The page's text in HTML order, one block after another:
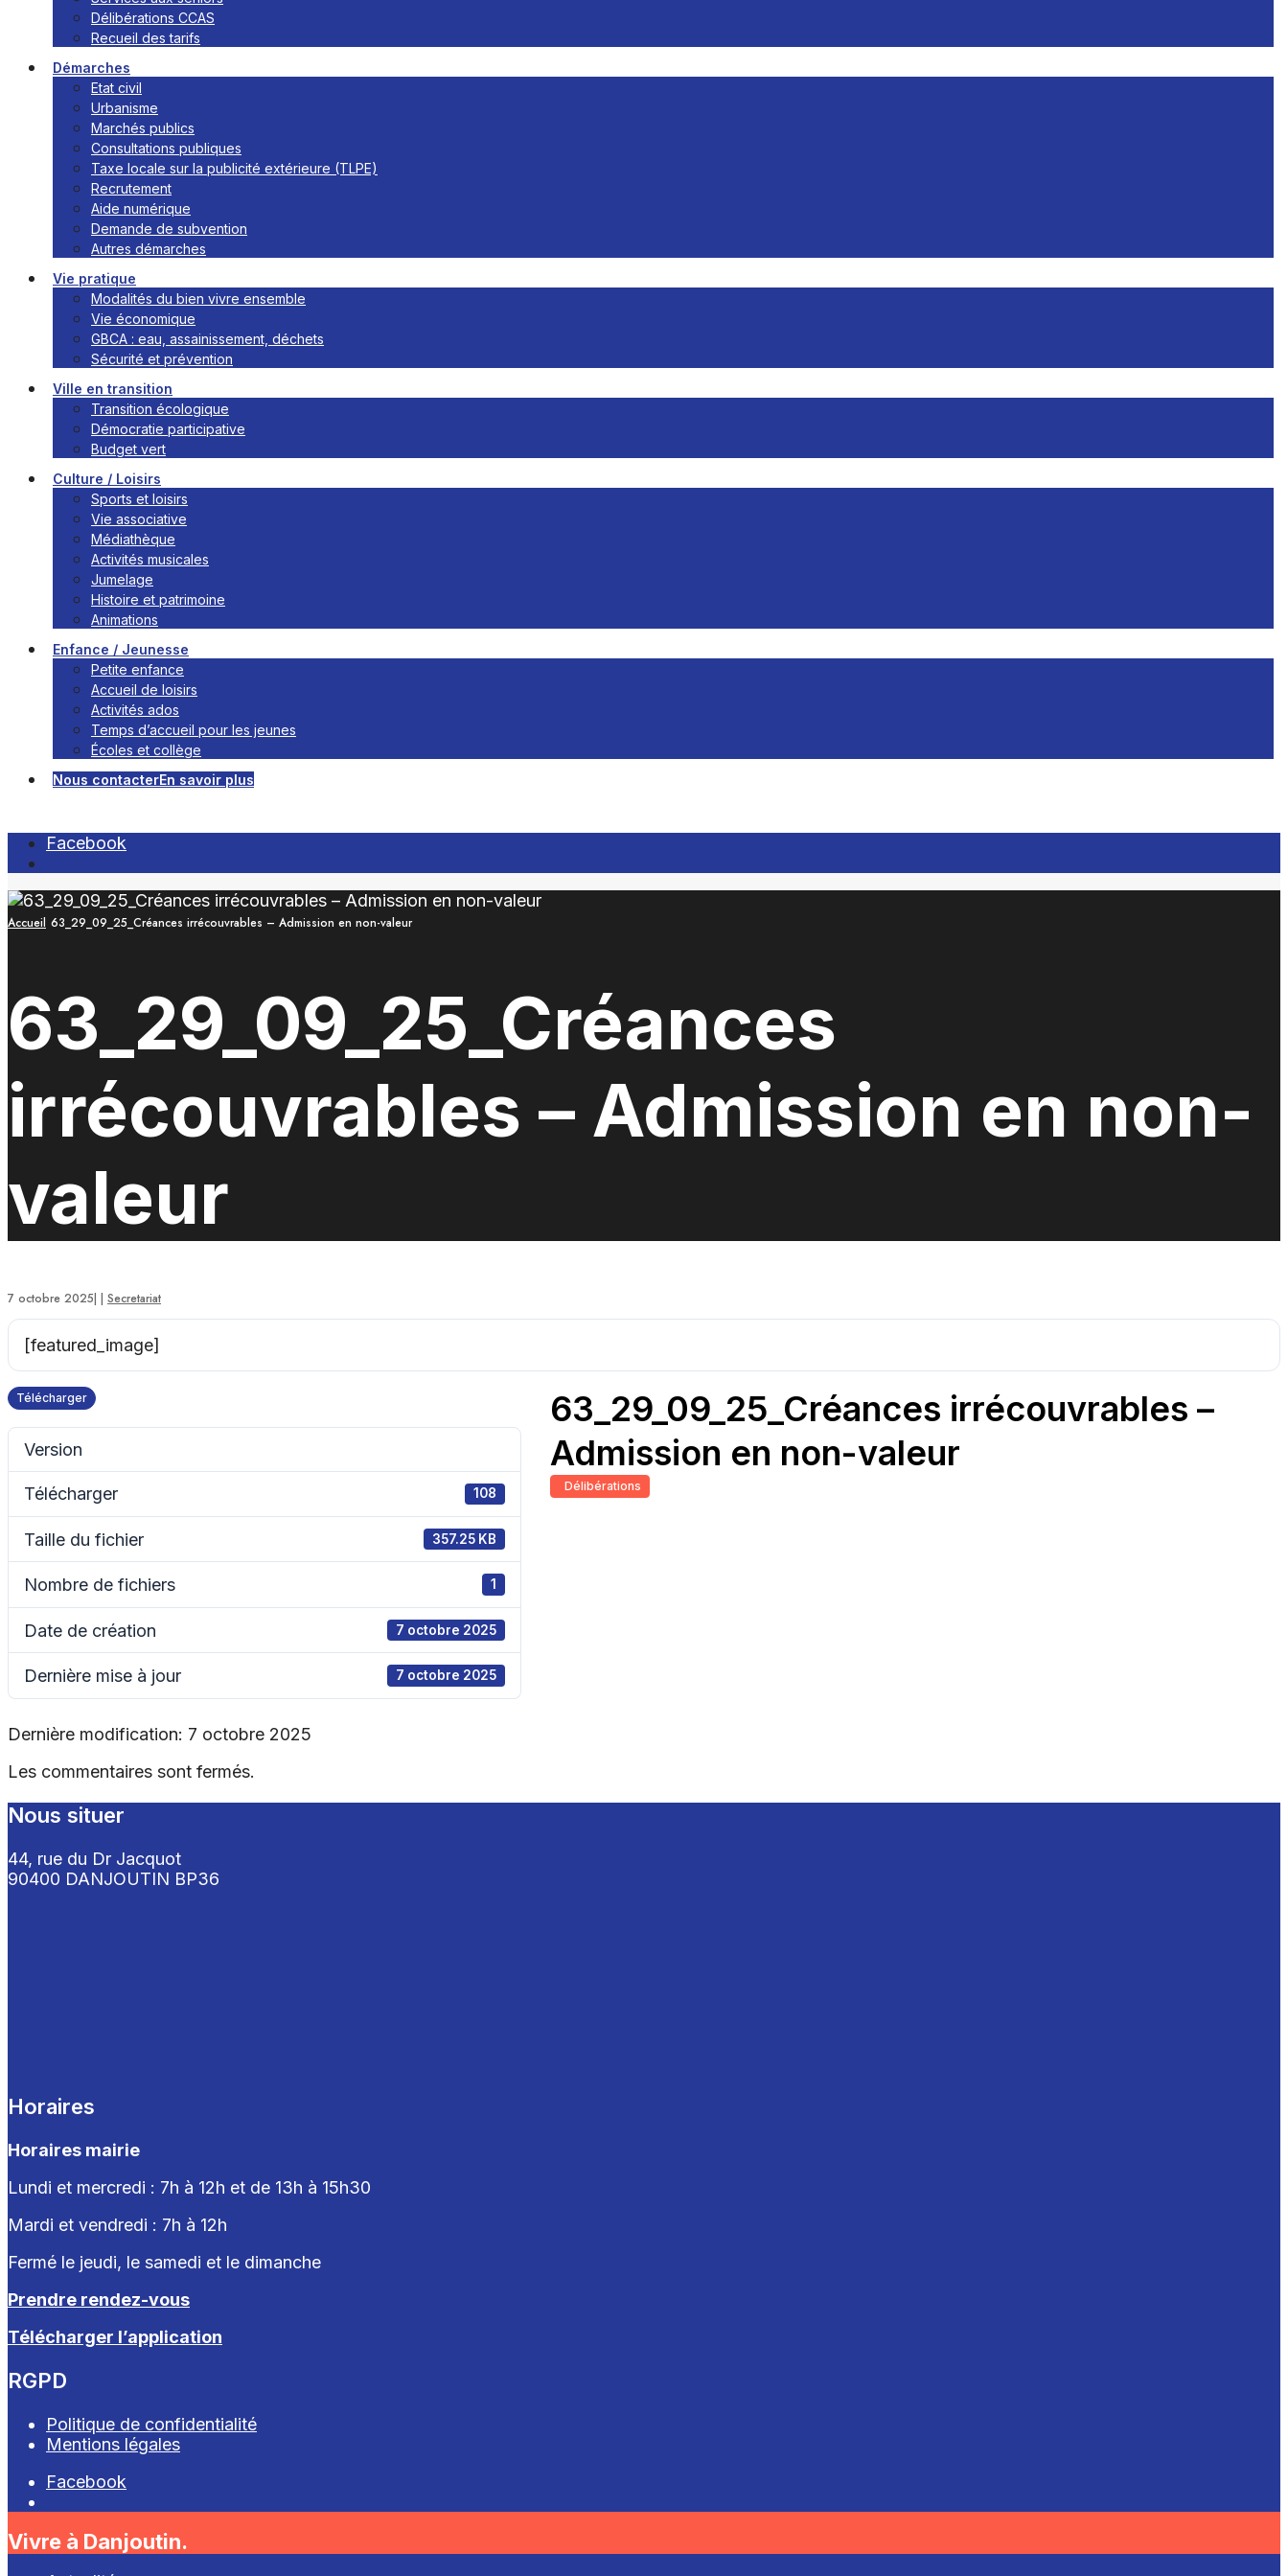
Délibérations CCAS
Recueil des tarifs
Démarches
Etat civil
Urbanisme
Marchés publics
Consultations publiques
Taxe locale sur la publicité extérieure (TLPE)
Recrutement
Aide numérique
Demande de subvention
Autres démarches
Vie pratique
Modalités du bien vivre ensemble
Vie économique
GBCA : eau, assainissement, déchets
Sécurité et prévention
Ville en transition
Transition écologique
Démocratie participative
Budget vert
Culture / Loisirs
Sports et loisirs
Vie associative
Médiathèque
Activités musicales
Jumelage
Histoire et patrimoine
Animations
Enfance / Jeunesse
Petite enfance
Accueil de loisirs
Activités ados
Temps d’accueil pour les jeunes
Écoles et collège
Nous contacterEn savoir plus
Facebook
Window
Accueil 63_29_09_25_Créances irrécouvrables – Admission en non-valeur
63_29_09_25_Créances
irrécouvrables – Admission en non-
valeur
7 octobre 2025| | Secretariat
[featured_image]
Télécharger
Version
Télécharger 108
Taille du fichier 357.25 KB
Nombre de fichiers 1
Date de création 7 octobre 2025
Dernière mise à jour 7 octobre 2025
63_29_09_25_Créances irrécouvrables –
Admission en non-valeur
Délibérations
Dernière modification: 7 octobre 2025
Les commentaires sont fermés.
Nous situer
44, rue du Dr Jacquot
90400 DANJOUTIN BP36
Horaires
Horaires mairie
Lundi et mercredi : 7h à 12h et de 13h à 15h30
Mardi et vendredi : 7h à 12h
Fermé le jeudi, le samedi et le dimanche
Prendre rendez-vous
Télécharger l’application
RGPD
Politique de confidentialité
Mentions légales
Facebook
Window
Vivre à Danjoutin.